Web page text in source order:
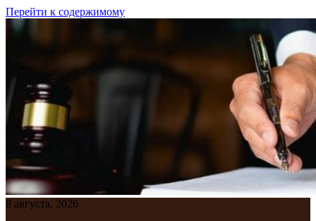
Перейти к содержимому
8 августа, 2026